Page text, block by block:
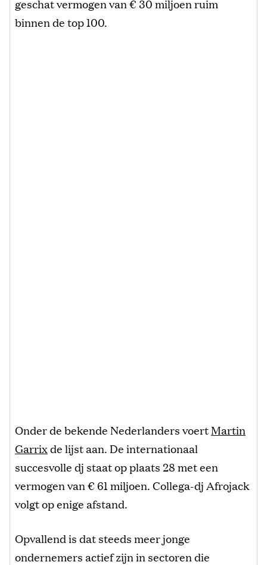
geschat vermogen van € 30 miljoen ruim
binnen de top 100.
Onder de bekende Nederlanders voertMartin
Garrixde lijst aan. De internationaal
succesvolle dj staat op plaats 28 met een
vermogen van € 61 miljoen. Collega-dj Afrojack
volgt op enige afstand.
Opvallend is dat steeds meer jonge
ondernemers actief zijn in sectoren die